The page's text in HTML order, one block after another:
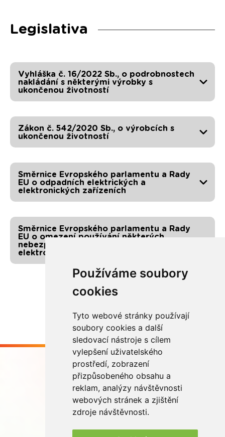
Používáme soubory
cookies
Tyto webové stránky používají
soubory cookies a další
sledovací nástroje s cílem
vylepšení uživatelského
prostředí, zobrazení
přizpůsobeného obsahu a
reklam, analýzy návštěvnosti
webových stránek a zjištění
zdroje návštěvnosti.
Legislativa
Vyhláška č. 16/2022 Sb., o podrobnostech
nakládání s některými výrobky s
ukončenou životností
Zákon č. 542/2020 Sb., o výrobcích s
ukončenou životností
Směrnice Evropského parlamentu a Rady
EU o odpadních elektrických a
elektronických zařízeních
Směrnice Evropského parlamentu a Rady
EU o omezení používání některých
nebezpečných látek v elektrických a
elektronických zařízeních
Buďme ve spojení